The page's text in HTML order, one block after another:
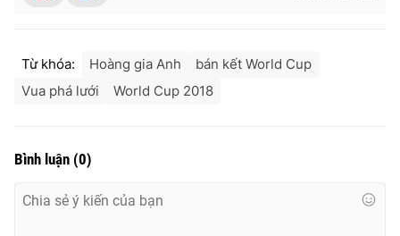
Từ khóa: Hoàng gia Anh
bán kết World Cup
Vua phá lưới
World Cup 2018
Bình luận (0)